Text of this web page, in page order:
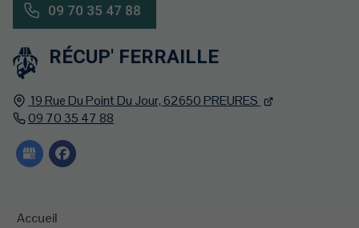
RÉCUP' FERRAILLE
19 Rue Du Point Du Jour,62650PREURES
09 70 35 47 88
Accueil
09 70 35 47 88